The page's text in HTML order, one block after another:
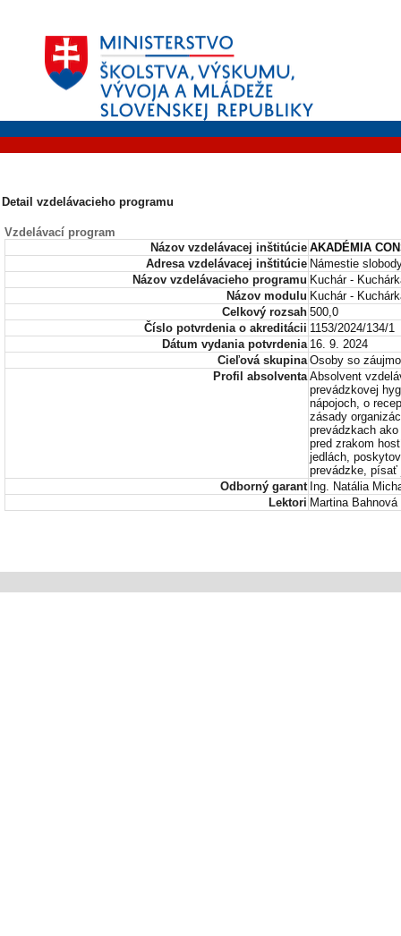
Detail vzdelávacieho programu
Vzdelávací program
Názov vzdelávacej inštitúcie AKADÉMIA
Adresa vzdelávacej inštitúcie Námestie
Názov vzdelávacieho programu Kuchár -
Názov modulu Kuchár -
Celkový rozsah 500,0
Číslo potvrdenia o akreditácii 1153/2024/134/1
Dátum vydania potvrdenia 16. 9. 2024
Cieľová skupina Osoby so
Profil absolventa Absolvent
prevádzkovej
nápojoch, o
zásady
prevádzkach
pred zrakom
jedlách,
prevádzke, písať
Odborný garant Ing. Natália
Lektori Martina